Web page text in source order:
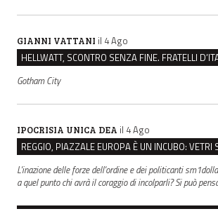
GIANNI VATTANI il 4 Ago
Gotham City
IPOCRISIA UNICA DEA il 4 Ago
L'inazione delle forze dell'ordine e dei politicanti
a quel punto chi avrà il coraggio di incolparli? Si può